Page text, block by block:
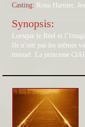
Synopsis:​
Lorsque le Réel et
Ils n’ont pas les mêmes
mutuel. La princesse
Casting: Rona Hartner,